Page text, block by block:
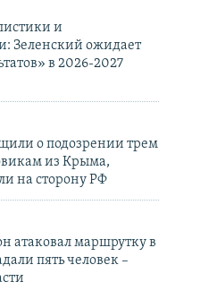
и
Зеленский ожидает
в 2026-2027
о подозрении трем
из Крыма,
на сторону РФ
атаковал маршрутку в
пять человек –